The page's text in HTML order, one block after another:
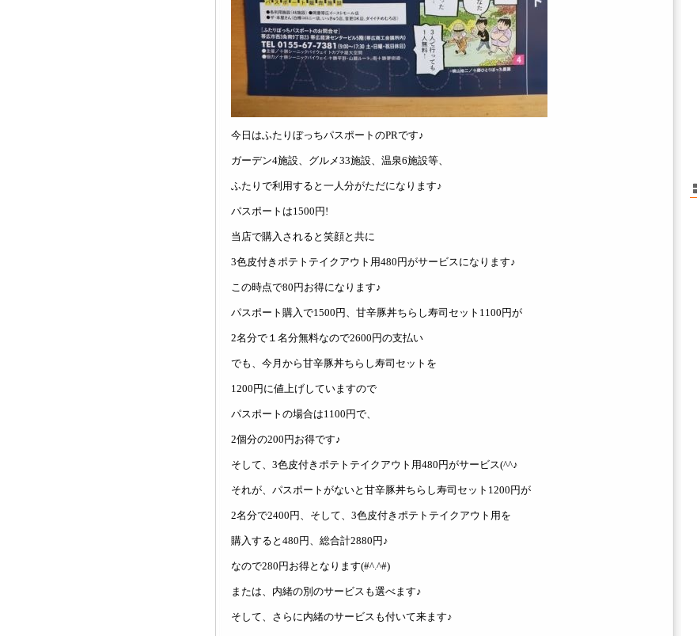
今日はふたりぼっちパスポートのPRです♪
ガーデン4施設、グルメ33施設、温泉6施設等、
ふたりで利用すると一人分がただになります♪
パスポートは1500円!
当店で購入されると笑顔と共に
3色皮付きポテトテイクアウト用480円がサービスになります♪
この時点で80円お得になります♪
パスポート購入で1500円、甘辛豚丼ちらし寿司セット1100円が
2名分で１名分無料なので2600円の支払い
でも、今月から甘辛豚丼ちらし寿司セットを
1200円に値上げしていますので
パスポートの場合は1100円で、
2個分の200円お得です♪
そして、3色皮付きポテトテイクアウト用480円がサービス(^^♪
それが、パスポートがないと甘辛豚丼ちらし寿司セット1200円が
2名分で2400円、そして、3色皮付きポテトテイクアウト用を
購入すると480円、総合計2880円♪
なので280円お得となります(#^.^#)
または、内緒の別のサービスも選べます♪
そして、さらに内緒のサービスも付いて来ます♪